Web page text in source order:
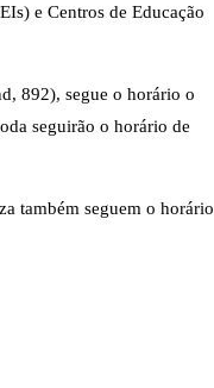
e Centros de Educação
892), segue o horário o
seguirão o horário de
também seguem o horário